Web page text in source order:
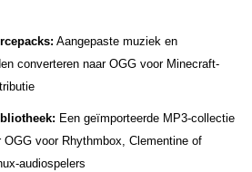
Aangepaste muziek en
converteren naar OGG voor Minecraft-
Een geïmporteerde MP3-collectie
OGG voor Rhythmbox, Clementine of
audiospelers